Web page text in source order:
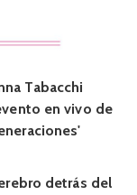
Tabacchi
en vivo de
detrás del